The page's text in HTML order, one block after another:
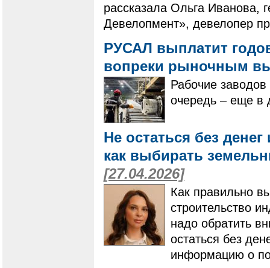
рассказала Ольга Иванова,
Девелопмент», девелопер
РУСАЛ выплатит
вопреки рыночным
Рабочие
очередь – еще в
Не остаться без
как выбирать
[27.04.2026]
Как правильно
строительство
надо обратить
остаться без
информацию о